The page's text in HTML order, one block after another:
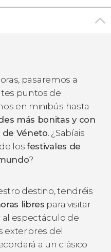
pasaremos a
puntos de
en minibús hasta
más bonitas y con
de Véneto. ¿Sabíais
losfestivales de
?
destino, tendréis
libres para visitar
al espectáculo de
exteriores del
a un clásico